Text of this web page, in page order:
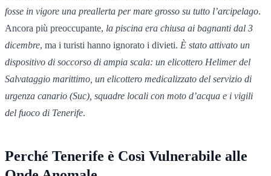
fosse in vigore una preallerta per mare grosso su tutto l’arcipelago.
Ancora più preoccupante, la piscina era chiusa ai bagnanti dal 3
dicembre, ma i turisti hanno ignorato i divieti. È stato attivato un
dispositivo di soccorso di ampia scala: un elicottero Helimer del
Salvataggio marittimo, un elicottero medicalizzato del servizio di
urgenza canario (Suc), squadre locali con moto d’acqua e i vigili
del fuoco di Tenerife.
Perché Tenerife è Così Vulnerabile alle